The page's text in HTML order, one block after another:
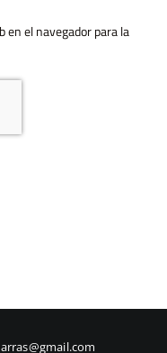
en el navegador para la